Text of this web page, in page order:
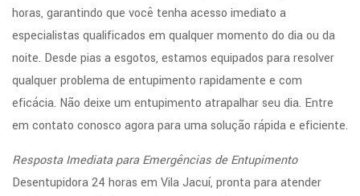
horas, garantindo que você tenha acesso imediato a
especialistas qualificados em qualquer momento do dia ou da
noite. Desde pias a esgotos, estamos equipados para resolver
qualquer problema de entupimento rapidamente e com
eficácia. Não deixe um entupimento atrapalhar seu dia. Entre
em contato conosco agora para uma solução rápida e eficiente.
Resposta Imediata para Emergências de Entupimento
Desentupidora 24 horas em Vila Jacuí, pronta para atender